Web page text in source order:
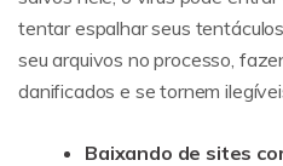
tentar espalhar seus
seu arquivos no processo,
danificados e se tornem
Baixando de sites